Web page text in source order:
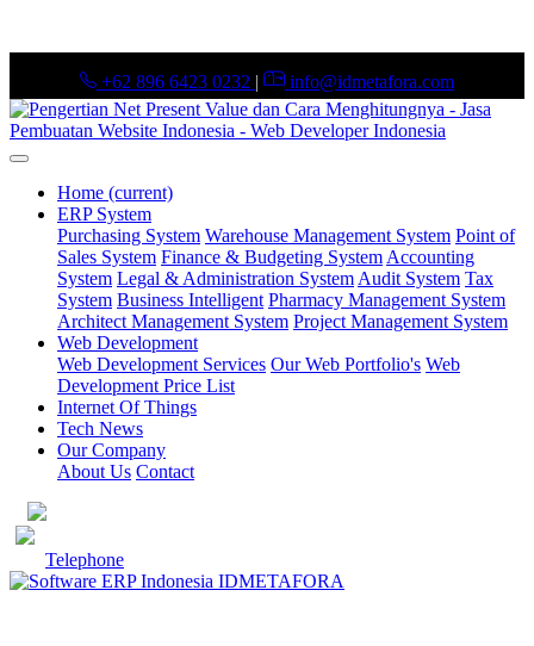
+62 896 6423 0232 | info@idmetafora.com
Home (current)
ERP System
Purchasing System Warehouse Management System Point of
Sales System Finance & Budgeting System Accounting
System Legal & Administration System Audit System Tax
System Business Intelligent Pharmacy Management System
Architect Management System Project Management System
Web Development
Web Development Services Our Web Portfolio's Web
Development Price List
Internet Of Things
Tech News
Our Company
About Us Contact
Telephone